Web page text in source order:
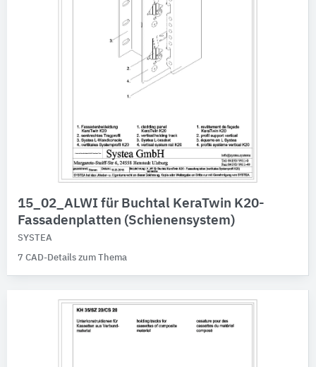
15_02_ALWI für Buchtal KeraTwin K20-
Fassadenplatten (Schienensystem)
SYSTEA
7 CAD-Details zum Thema